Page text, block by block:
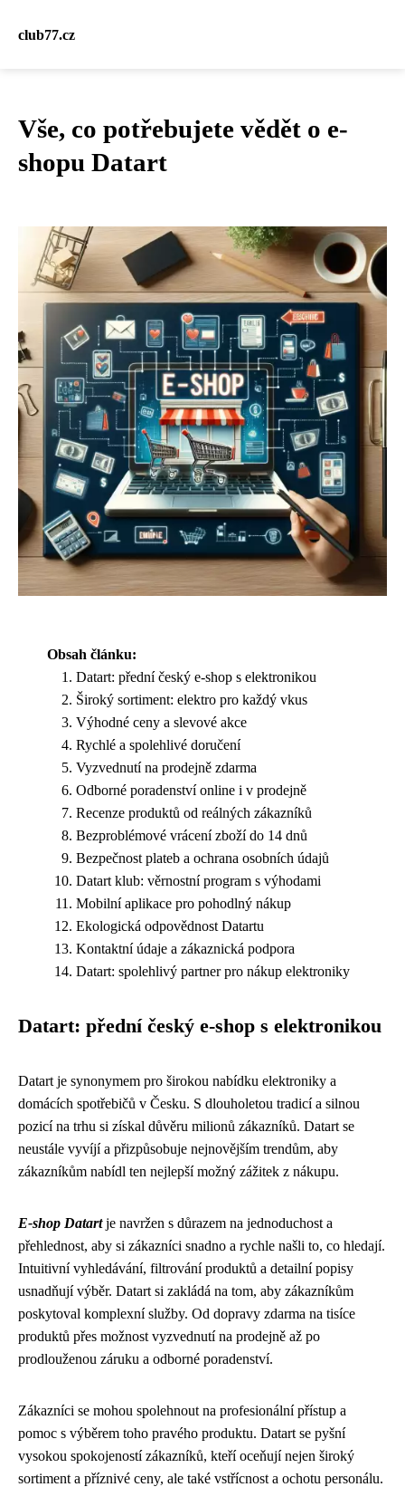
club77.cz
Vše, co potřebujete vědět o e-
shopu Datart
Obsah článku:
Datart: přední český e-shop s elektronikou
Široký sortiment: elektro pro každý vkus
Výhodné ceny a slevové akce
Rychlé a spolehlivé doručení
Vyzvednutí na prodejně zdarma
Odborné poradenství online i v prodejně
Recenze produktů od reálných zákazníků
Bezproblémové vrácení zboží do 14 dnů
Bezpečnost plateb a ochrana osobních údajů
Datart klub: věrnostní program s výhodami
Mobilní aplikace pro pohodlný nákup
Ekologická odpovědnost Datartu
Kontaktní údaje a zákaznická podpora
Datart: spolehlivý partner pro nákup elektroniky
Datart: přední český e-shop s elektronikou
Datart je synonymem pro širokou nabídku elektroniky a
domácích spotřebičů v Česku. S dlouholetou tradicí a silnou
pozicí na trhu si získal důvěru milionů zákazníků. Datart se
neustále vyvíjí a přizpůsobuje nejnovějším trendům, aby
zákazníkům nabídl ten nejlepší možný zážitek z nákupu.
E-shop Datartje navržen s důrazem na jednoduchost a
přehlednost, aby si zákazníci snadno a rychle našli to, co hledají.
Intuitivní vyhledávání, filtrování produktů a detailní popisy
usnadňují výběr. Datart si zakládá na tom, aby zákazníkům
poskytoval komplexní služby. Od dopravy zdarma na tisíce
produktů přes možnost vyzvednutí na prodejně až po
prodlouženou záruku a odborné poradenství.
Zákazníci se mohou spolehnout na profesionální přístup a
pomoc s výběrem toho pravého produktu. Datart se pyšní
vysokou spokojeností zákazníků, kteří oceňují nejen široký
sortiment a příznivé ceny, ale také vstřícnost a ochotu personálu.